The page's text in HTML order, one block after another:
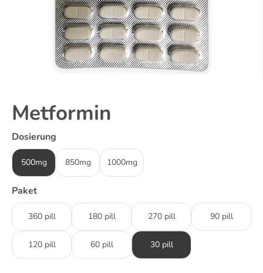
Metformin
Dosierung
500mg 850mg 1000mg
Paket
360 pill 180 pill 270 pill 90 pill
120 pill 60 pill 30 pill